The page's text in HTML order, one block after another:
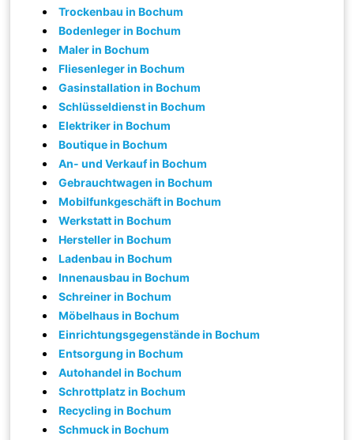
Trockenbau in Bochum
Bodenleger in Bochum
Maler in Bochum
Fliesenleger in Bochum
Gasinstallation in Bochum
Schlüsseldienst in Bochum
Elektriker in Bochum
Boutique in Bochum
An- und Verkauf in Bochum
Gebrauchtwagen in Bochum
Mobilfunkgeschäft in Bochum
Werkstatt in Bochum
Hersteller in Bochum
Ladenbau in Bochum
Innenausbau in Bochum
Schreiner in Bochum
Möbelhaus in Bochum
Einrichtungsgegenstände in Bochum
Entsorgung in Bochum
Autohandel in Bochum
Schrottplatz in Bochum
Recycling in Bochum
Schmuck in Bochum